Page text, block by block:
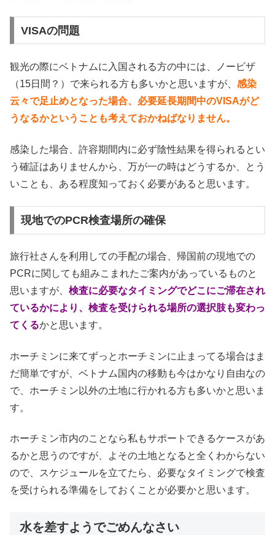
VISAの問題
観光の際にベトナムに入国される方の中には、ノービザ
（15日間？）で来られる方も多いかと思いますが、 感染
云々で足止めとなった場合、必要延長期間中のVISAがど
うなるかということも考えておかねばなりません。
感染した場合、許容期間内に必ず陰性結果を得られるとい
う確証はありませんから、万が一の時はどうするか、とう
いことも、ある程度知っておく必要があると思います。
現地でのPCR検査場所の確保
旅行社さんを利用しての手配の場合、帰国前の現地での
PCRに関しても組みこまれたご案内があっているものと
思いますが、 検査に必要なタイミングでどこにご滞在され
ているかにより、検査を受けられる場所の選択肢も変わっ
てくるかと思います。
ホーチミンに来てずっとホーチミンに止まってる場合はま
だ簡単ですが、ベトナム国内の移動も今はかなり自由なの
で、ホーチミン以外の土地に行かれる方も多いかと思いま
す。
ホーチミン市内のことなら私もサポートできるケースがあ
るかと思うのですが、よその土地となると全くわからない
ので、スケジュールを立てたら、必要なタイミングで検査
を受けられる準備をしておくことが必要かと思います。
水を差すようでごめんなさい